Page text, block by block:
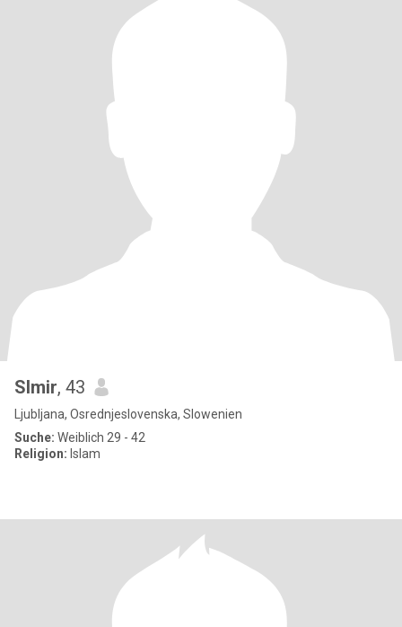
Slmir, 43
Ljubljana, Osrednjeslovenska, Slowenien
Suche: Weiblich 29 - 42
Religion: Islam